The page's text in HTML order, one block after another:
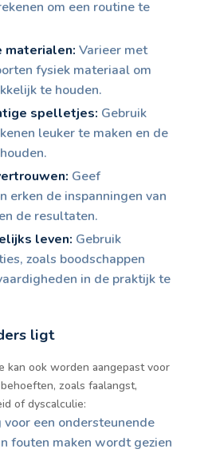
om een routine te
materialen: Varieer met
fysiek materiaal om
te houden.
spelletjes: Gebruik
leuker te maken en de
Geef
erken de inspanningen van
de resultaten.
leven: Gebruik
zoals boodschappen
in de praktijk te
ligt
kan ook worden aangepast voor
zoals faalangst,
of dyscalculie:
voor een ondersteunende
fouten maken wordt gezien